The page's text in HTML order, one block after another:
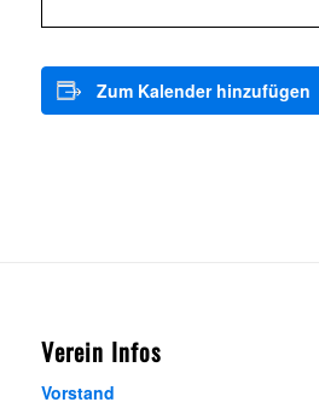
Zum Kalender hinzufügen
Verein Infos
Vorstand